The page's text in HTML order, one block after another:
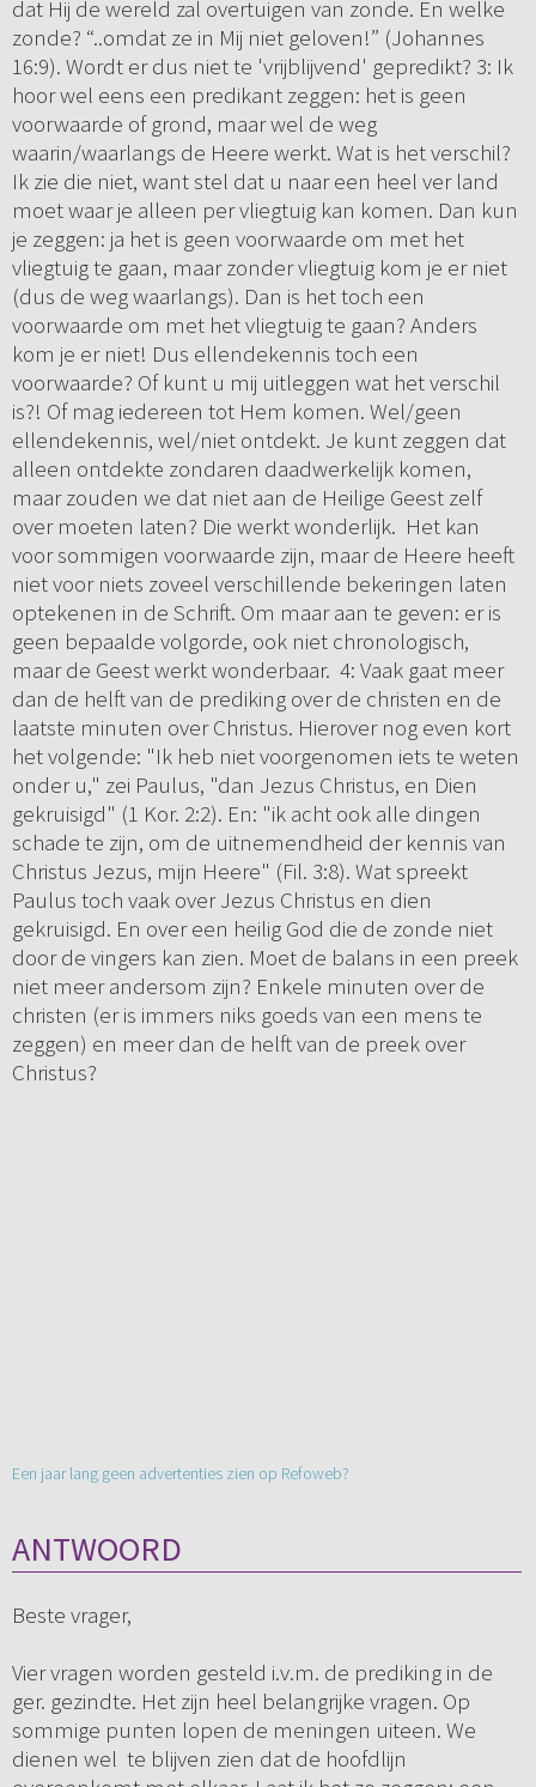
dat Hij de wereld zal overtuigen van zonde. En welke
zonde? “..omdat ze in Mij niet geloven!” (Johannes
16:9). Wordt er dus niet te 'vrijblijvend' gepredikt? 3: Ik
hoor wel eens een predikant zeggen: het is geen
voorwaarde of grond, maar wel de weg
waarin/waarlangs de Heere werkt. Wat is het verschil?
Ik zie die niet, want stel dat u naar een heel ver land
moet waar je alleen per vliegtuig kan komen. Dan kun
je zeggen: ja het is geen voorwaarde om met het
vliegtuig te gaan, maar zonder vliegtuig kom je er niet
(dus de weg waarlangs). Dan is het toch een
voorwaarde om met het vliegtuig te gaan? Anders
kom je er niet! Dus ellendekennis toch een
voorwaarde? Of kunt u mij uitleggen wat het verschil
is?! Of mag iedereen tot Hem komen. Wel/geen
ellendekennis, wel/niet ontdekt. Je kunt zeggen dat
alleen ontdekte zondaren daadwerkelijk komen,
maar zouden we dat niet aan de Heilige Geest zelf
over moeten laten? Die werkt wonderlijk. Het kan
voor sommigen voorwaarde zijn, maar de Heere heeft
niet voor niets zoveel verschillende bekeringen laten
optekenen in de Schrift. Om maar aan te geven: er is
geen bepaalde volgorde, ook niet chronologisch,
maar de Geest werkt wonderbaar. 4: Vaak gaat meer
dan de helft van de prediking over de christen en de
laatste minuten over Christus. Hierover nog even kort
het volgende: "Ik heb niet voorgenomen iets te weten
onder u," zei Paulus, "dan Jezus Christus, en Dien
gekruisigd" (1 Kor. 2:2). En: "ik acht ook alle dingen
schade te zijn, om de uitnemendheid der kennis van
Christus Jezus, mijn Heere" (Fil. 3:8). Wat spreekt
Paulus toch vaak over Jezus Christus en dien
gekruisigd. En over een heilig God die de zonde niet
door de vingers kan zien. Moet de balans in een preek
niet meer andersom zijn? Enkele minuten over de
christen (er is immers niks goeds van een mens te
zeggen) en meer dan de helft van de preek over
Christus?
Een jaar lang geen advertenties zien op Refoweb?
ANTWOORD
Beste vrager,
Vier vragen worden gesteld i.v.m. de prediking in de
ger. gezindte. Het zijn heel belangrijke vragen. Op
sommige punten lopen de meningen uiteen. We
dienen wel te blijven zien dat de hoofdlijn